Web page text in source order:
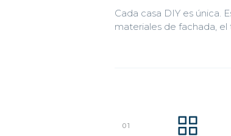
Cada casa DIY es única.
materiales de fachada,
01